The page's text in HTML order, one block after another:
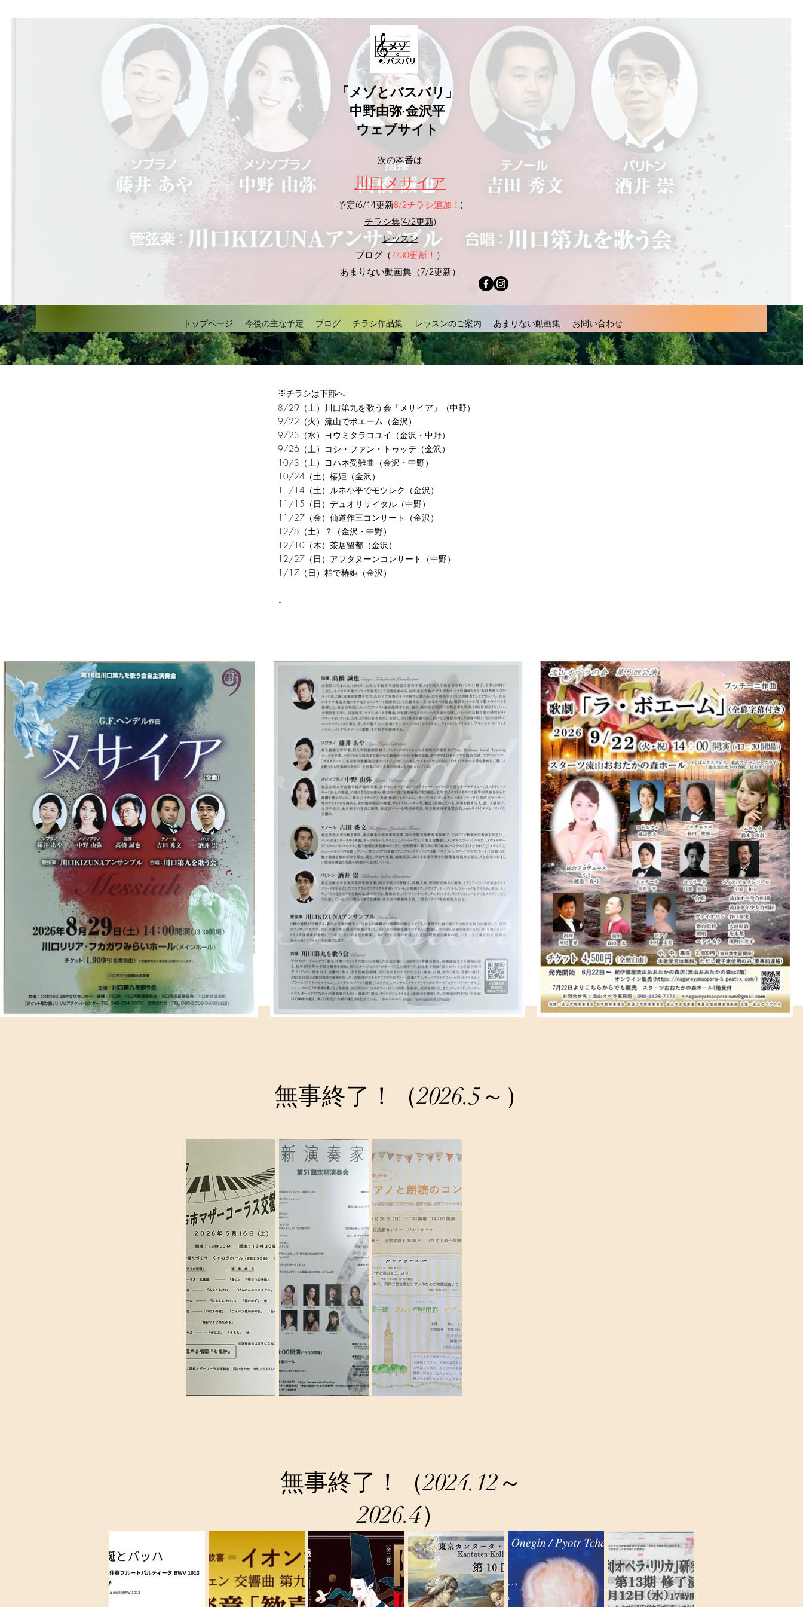
​「メゾとバスバリ」
中野由弥·金沢平
ウェブサイト
​次の本番は
​川口メサイア
予定(6/14更新8/2チラシ追加！ )
チラシ集(4/2更新)
レッスン
ブログ（7/30更新！ ）
あまりない動画集（7/2更新）
トップページ 今後の主な予定 ブログ チラシ作品集 レッスンのご案内 あまりない動画集 お問い合わせ
​​無事終了！（2026.5～）
​​無事終了！（2024.12～
2026.4）
​※チラシは下部へ
8/29（土）川口第九を歌う会「メサイア」（中野）
9/22（火）流山でボエーム（金沢）
9/23（水）ヨウミタラコユイ（金沢・中野）
9/26（土）コシ・ファン・トゥッテ（金沢）
10/3（土）ヨハネ受難曲（金沢・中野）
10/24（土）椿姫（金沢）​
11/14（土）ルネ小平でモツレク（金沢）
11/15（日）デュオリサイタル（中野）
11/27（金）仙道作三コンサート（金沢）
12/5（土）？（金沢・中野）
12/10（木）茶居留都（金沢）
12/27（日）アフタヌーンコンサート（中野）
1/17（日）柏で椿姫（金沢）
↓